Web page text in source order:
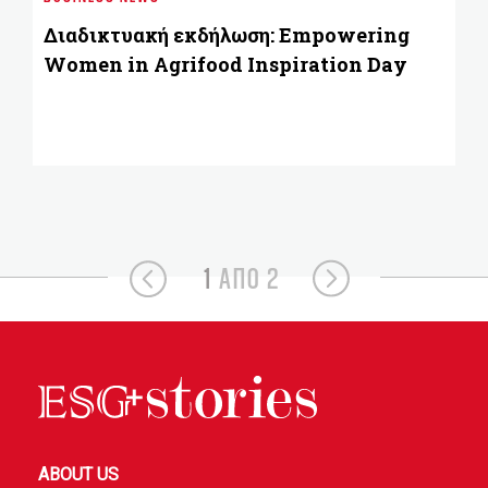
Διαδικτυακή εκδήλωση: Empowering
Women in Agrifood Inspiration Day
1 ΑΠΟ 2
ABOUT US